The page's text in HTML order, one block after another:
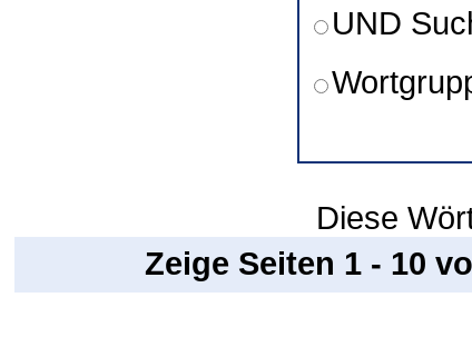
UND
Diese
Zeige Seiten 1 - 10